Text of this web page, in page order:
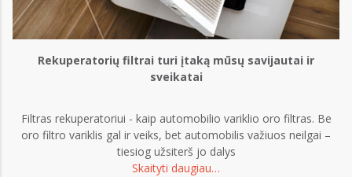
Rekuperatorių filtrai turi įtaką mūsų savijautai ir
sveikatai
Filtras rekuperatoriui - kaip automobilio variklio oro filtras. Be
oro filtro variklis gal ir veiks, bet automobilis važiuos neilgai –
tiesiog užsiterš jo dalys
Skaityti daugiau…